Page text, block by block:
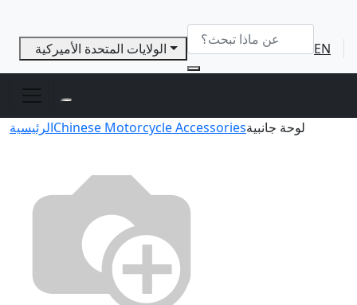
EN
الرئيسيةChinese Motorcycle Accessoriesلوحة جانبية